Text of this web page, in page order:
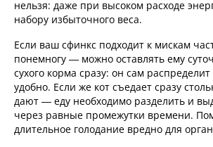
нельзя: даже при высоком расходе
набору избыточного веса.
Если ваш сфинкс подходит к мискам
понемногу — можно оставлять ему
сухого корма сразу: он сам распределит
удобно. Если же кот съедает сразу
дают — еду необходимо разделить и
через равные промежутки времени.
длительное голодание вредно для